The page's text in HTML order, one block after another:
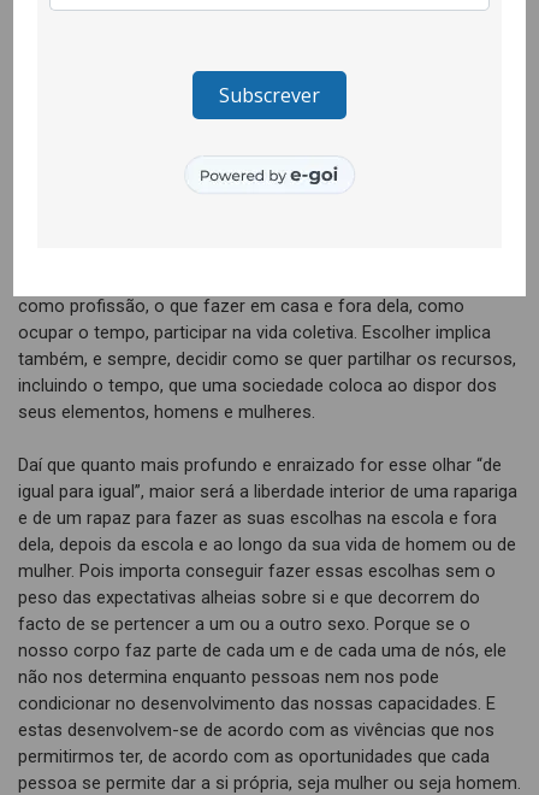
condições individuais, subjetivas, para o seu exercício.
enquanto pessoas e enquanto elementos dos coletivos a que
pertencemos tem de se alicerçar na valorização de mim e do
outro numa lógica “de igual para igual”.
Uma das causas dos desequilíbrios entre homens e mulheres
como profissão, o que fazer em casa e fora dela, como
ocupar o tempo, participar na vida coletiva. Escolher implica
também, e sempre, decidir como se quer partilhar os recursos,
incluindo o tempo, que uma sociedade coloca ao dispor dos
seus elementos, homens e mulheres.
Daí que quanto mais profundo e enraizado for esse olhar “de
igual para igual”, maior será a liberdade interior de uma rapariga
e de um rapaz para fazer as suas escolhas na escola e fora
dela, depois da escola e ao longo da sua vida de homem ou de
mulher. Pois importa conseguir fazer essas escolhas sem o
peso das expectativas alheias sobre si e que decorrem do
facto de se pertencer a um ou a outro sexo. Porque se o
nosso corpo faz parte de cada um e de cada uma de nós, ele
não nos determina enquanto pessoas nem nos pode
condicionar no desenvolvimento das nossas capacidades. E
estas desenvolvem-se de acordo com as vivências que nos
permitirmos ter, de acordo com as oportunidades que cada
pessoa se permite dar a si própria, seja mulher ou seja homem.